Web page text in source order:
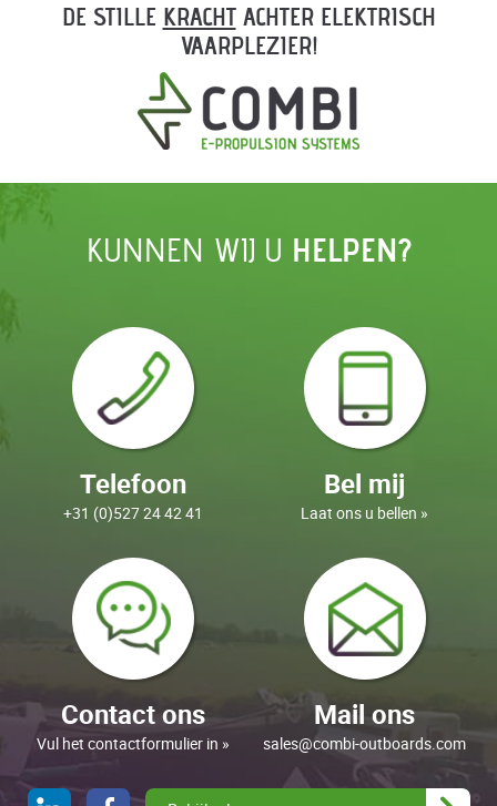
DE STILLE KRACHTACHTER ELEKTRISCH
VAARPLEZIER!
KUNNEN WIJ U HELPEN?
Telefoon
+31 (0)527 24 42 41
Bel mij
Laat ons u bellen »
Contact ons
Vul het contactformulier in »
Mail ons
sales@combi-outboards.com